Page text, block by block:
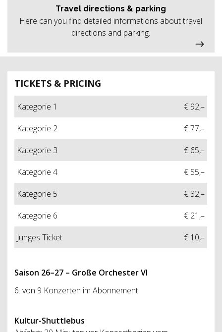
TICKETS & PRICING
Kategorie 1
€ 92,–
Kategorie 2
€ 77,–
Kategorie 3
€ 65,–
Kategorie 4
€ 55,–
Kategorie 5
€ 32,–
Kategorie 6
€ 21,–
Junges Ticket
€ 10,–
Saison 26–27 – Große Orchester VI
6. von 9 Konzerten im Abonnement
Kultur-Shuttlebus
Travel directions & parking
Here can you find detailed informations about travel
directions and parking.